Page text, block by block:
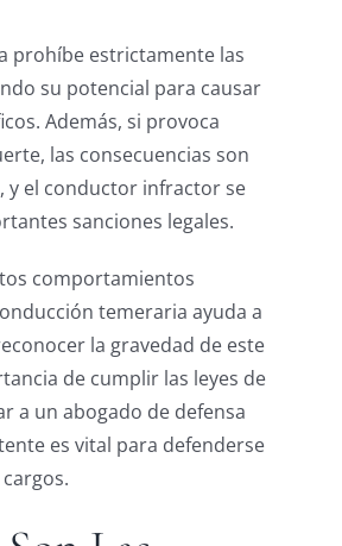
prohíbe estrictamente las
su potencial para causar
Además, si provoca
las consecuencias son
y el conductor infractor se
sanciones legales.
comportamientos
temeraria ayuda a
la gravedad de este
de cumplir las leyes de
a un abogado de defensa
es vital para defenderse